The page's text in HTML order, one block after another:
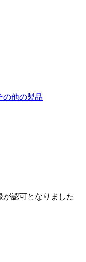
の他の製品
が認可となりました